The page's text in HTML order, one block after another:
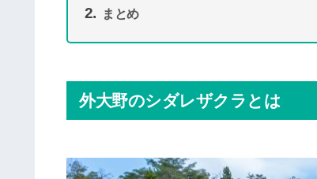
まとめ
外大野のシダレザクラとは